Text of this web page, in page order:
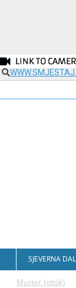
SJEVERNA
Murter (otok)